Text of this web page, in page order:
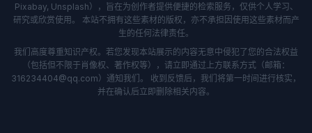
Pixabay, Unsplash），旨在为创作者提供便捷的检索服务，仅供个人学习、
研究或欣赏使用。 本站不拥有这些素材的版权，亦不承担因使用这些素材而产
生的任何法律责任。
我们高度尊重知识产权。若您发现本站展示的内容无意中侵犯了您的合法权益
（包括但不限于肖像权、著作权等），请立即通过上方联系方式（邮箱：
316234404@qq.com）通知我们。 收到反馈后，我们将第一时间进行核实，
并在确认后立即删除相关内容。